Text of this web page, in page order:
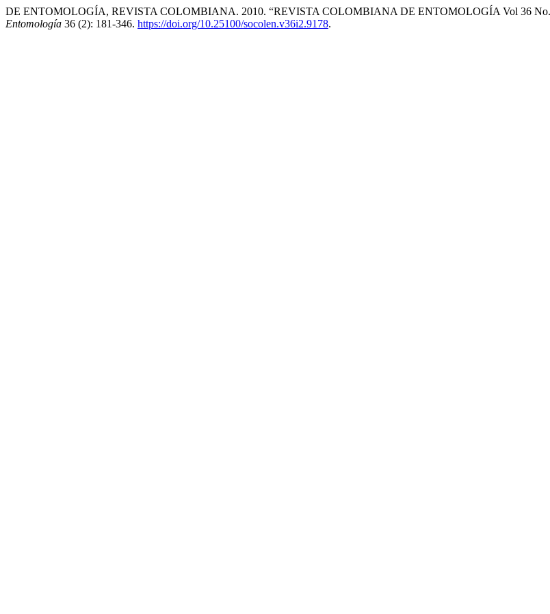
DE ENTOMOLOGÍA, REVISTA COLOMBIANA. 2010. “REVISTA COLOMBIANA DE ENTOMOLOGÍA Vol 36
Entomología 36 (2): 181-346. https://doi.org/10.25100/socolen.v36i2.9178.